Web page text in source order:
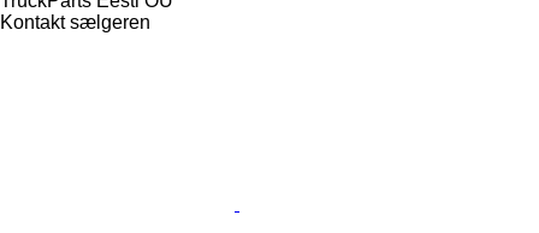
Kontakt sælgeren